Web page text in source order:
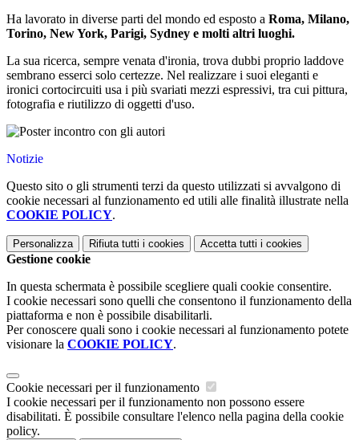
Ha lavorato in diverse parti del mondo ed esposto a Roma, Milano,
Torino, New York, Parigi, Sydney e molti altri luoghi.
La sua ricerca, sempre venata d'ironia, trova dubbi proprio laddove
sembrano esserci solo certezze. Nel realizzare i suoi eleganti e
ironici cortocircuiti usa i più svariati mezzi espressivi, tra cui pittura,
fotografia e riutilizzo di oggetti d'uso.
Notizie
Questo sito o gli strumenti terzi da questo utilizzati si avvalgono di
cookie necessari al funzionamento ed utili alle finalità illustrate nella
COOKIE POLICY.
Personalizza Rifiuta tutti i cookies Accetta tutti i cookies
Gestione cookie
In questa schermata è possibile scegliere quali cookie consentire.
I cookie necessari sono quelli che consentono il funzionamento della
piattaforma e non è possibile disabilitarli.
Per conoscere quali sono i cookie necessari al funzionamento potete
visionare la COOKIE POLICY.
Cookie necessari per il funzionamento
I cookie necessari per il funzionamento non possono essere
disabilitati. È possibile consultare l'elenco nella pagina della cookie
policy.